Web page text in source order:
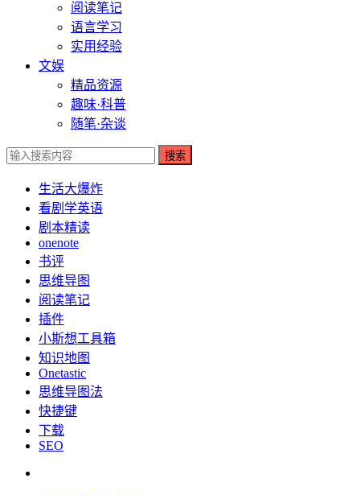
阅读笔记
语言学习
实用经验
文娱
精品资源
趣味·科普
随笔·杂谈
搜索
生活大爆炸
看剧学英语
剧本精读
onenote
书评
思维导图
阅读笔记
插件
小斯想工具箱
知识地图
Onetastic
思维导图法
快捷键
下载
SEO